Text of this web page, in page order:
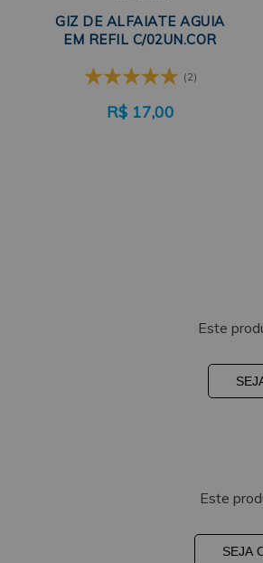
GIZ DE ALFAIATE AGUIA
EM REFIL C/02UN.COR
(2)
R$ 17,00
Este
Este
SEJA